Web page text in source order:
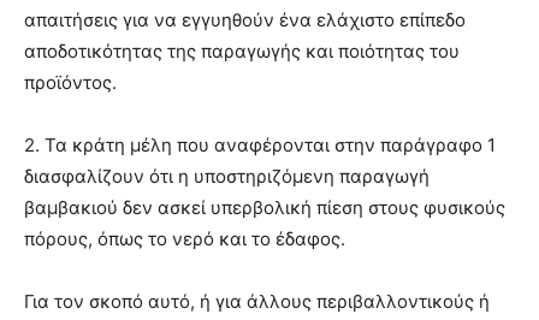
νέα
ελληνικό
απαιτήσεις για να εγγυηθούν ένα ελάχιστο επίπεδο
αποδοτικότητας της παραγωγής και ποιότητας του
προϊόντος.
2. Τα κράτη μέλη που αναφέρονται στην παράγραφο 1
διασφαλίζουν ότι η υποστηριζόμενη παραγωγή
βαμβακιού δεν ασκεί υπερβολική πίεση στους φυσικούς
πόρους, όπως το νερό και το έδαφος.
Για τον σκοπό αυτό, ή για άλλους περιβαλλοντικούς ή